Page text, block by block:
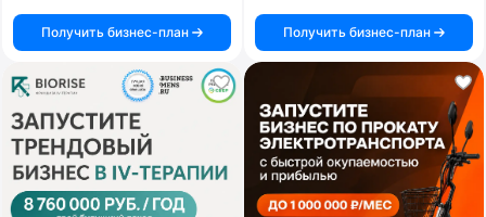
Получить бизнес-план Получить бизнес-план